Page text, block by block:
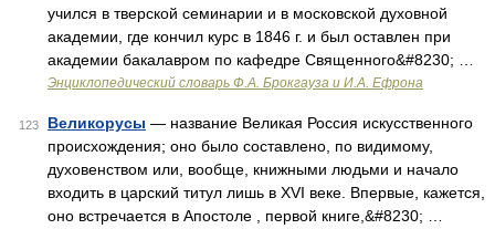
учился в тверской семинарии и в московской духовной
академии, где кончил курс в 1846 г. и был оставлен при
академии бакалавром по кафедре Священного&#8230; …
Энциклопедический словарь Ф.А. Брокгауза и И.А. Ефрона
123 Великорусы — название Великая Россия искусственного
происхождения; оно было составлено, по видимому,
духовенством или, вообще, книжными людьми и начало
входить в царский титул лишь в XVI веке. Впервые, кажется,
оно встречается в Апостоле , первой книге,&#8230; …